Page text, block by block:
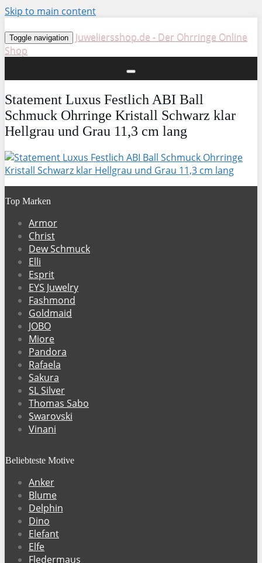
Skip to main content
Toggle navigation
Juweliersshop.de - Der Ohrringe Online
Shop
Statement Luxus Festlich ABI Ball
Schmuck Ohrringe Kristall Schwarz klar
Hellgrau und Grau 11,3 cm lang
Top Marken
Armor
Christ
Dew Schmuck
Elli
Esprit
EYS Juwelry
Fashmond
Goldmaid
JOBO
Miore
Pandora
Rafaela
Sakura
SL Silver
Thomas Sabo
Swarovski
Vinani
Beliebteste Motive
Anker
Blume
Delphin
Dino
Elefant
Elfe
Fledermaus